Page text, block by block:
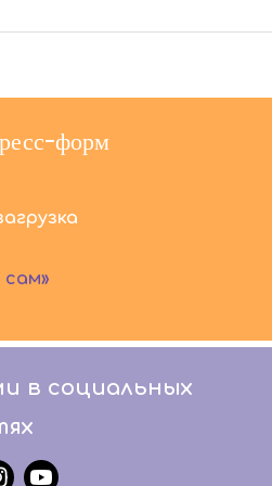
форм
сам»
в социальных